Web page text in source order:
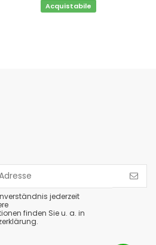
Acquistabile
jederzeit
finden Sie u. a. in